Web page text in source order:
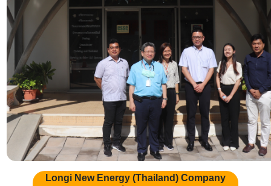
Longi New Energy (Thailand) Company